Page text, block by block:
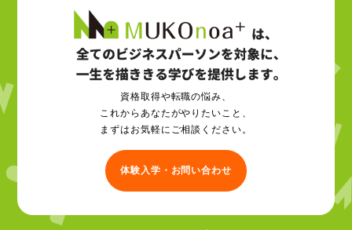
資格取得や転職の悩み、
これからあなたがやりたいこと、
まずはお気軽にご相談ください。
体験入学・お問い合わせ